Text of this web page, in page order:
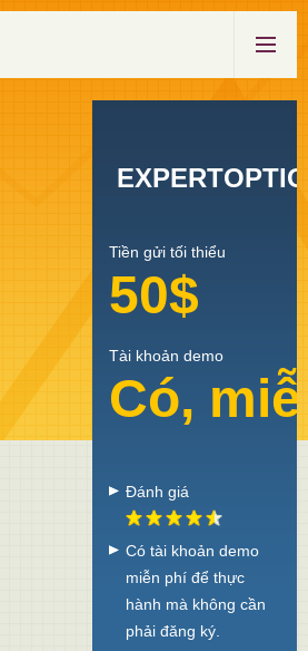
Tiền gửi tối thiểu
50$
Tài khoản demo
Có,
Đánh giá
Có tài khoản demo
miễn phí để thực
hành mà không cần
phải đăng ký.